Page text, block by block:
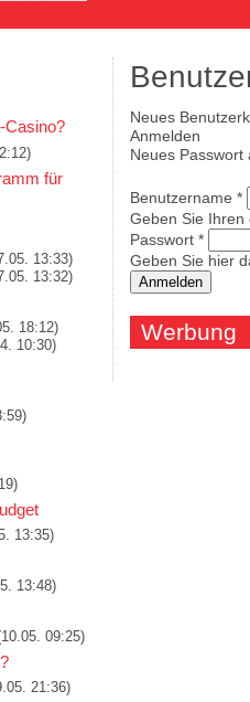
Casino?
für
13:33)
13:32)
18:12)
10:30)
13:35)
13:48)
09:25)
21:36)
Neues
Anmelden
Neues Passwort
Benutzername *
Geben Sie Ihren
Passwort *
Geben Sie hier
Werbung